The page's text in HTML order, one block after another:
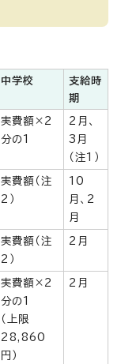
中学校
支給時
期
実費額×2
分の1
2月、
3月
（注1）
実費額（注
2）
10
月、2
月
実費額（注
2）
2月
実費額×2
分の1
（上限
28,860
円）
2月